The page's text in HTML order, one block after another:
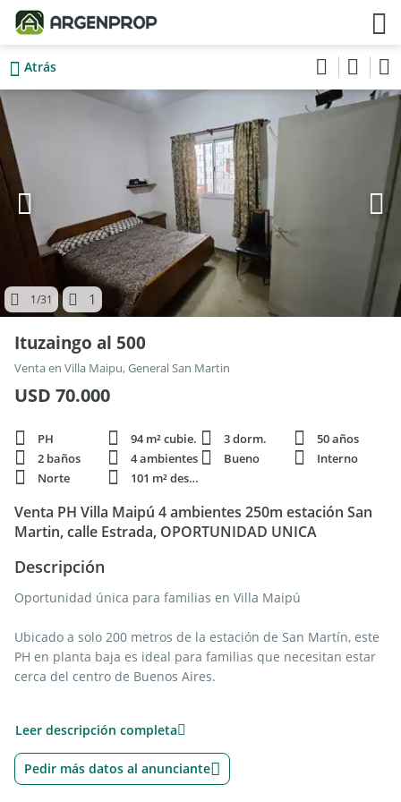
Atrás
1/31 1
Ituzaingo al 500
Venta en Villa Maipu, General San Martin
USD 70.000
PH 94 m² cubie. 3 dorm.
50 años
2 baños
4 ambientes Bueno
Interno
Norte
101 m² descub.
Venta PH Villa Maipú 4 ambientes 250m estación San
Martin, calle Estrada, OPORTUNIDAD UNICA
Descripción
Oportunidad única para familias en Villa Maipú
Ubicado a solo 200 metros de la estación de San Martín, este
PH en planta baja es ideal para familias que necesitan estar
cerca del centro de Buenos Aires.
- 3 dormitorios amplios
- Living comedor espacioso
Leer descripción completa
Pedir más datos al anunciante